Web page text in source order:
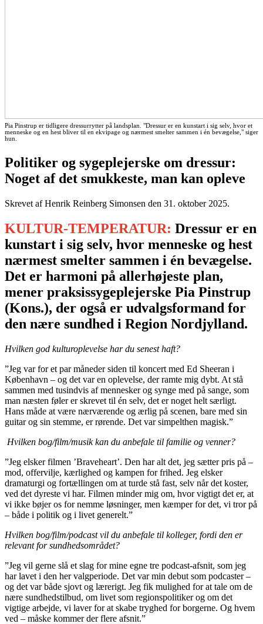
Pia Pinstrup er tidligere dressurrytter på landsplan. "Dressur er en kunstart i sig selv, hvor et
menneske og en hest bliver til en ekvipage og nærmest smelter sammen i én bevægelse," siger
hun.
Politiker og sygeplejerske om dressur:
Noget af det smukkeste, man kan opleve
Skrevet af Henrik Reinberg Simonsen den 31. oktober 2025.
KULTUR-TEMPERATUR: Dressur er en
kunstart i sig selv, hvor menneske og hest
nærmest smelter sammen i én bevægelse.
Det er harmoni på allerhøjeste plan,
mener praksissygeplejerske Pia Pinstrup
(Kons.), der også er udvalgsformand for
den nære sundhed i Region Nordjylland.
Hvilken god kulturoplevelse har du senest haft?
”Jeg var for et par måneder siden til koncert med Ed Sheeran i
København – og det var en oplevelse, der ramte mig dybt. At stå
sammen med tusindvis af mennesker og synge med på sange, som
man næsten føler er skrevet til én selv, det er noget helt særligt.
Hans måde at være nærværende og ærlig på scenen, bare med sin
guitar og sin stemme, er rørende. Det var simpelthen magisk.”
Hvilken bog/film/musik kan du anbefale til familie og venner?
”Jeg elsker filmen ’Braveheart’. Den har alt det, jeg sætter pris på –
mod, offervilje, kærlighed og kampen for frihed. Jeg elsker
dramaturgi og fortællingen om at turde stå fast, selv når det koster,
ved det dyreste vi har. Filmen minder mig om, hvor vigtigt det er, at
vi ikke bøjer os for nemme løsninger, men kæmper for det, vi tror på
– både i politik og i livet generelt.”
Hvilken bog/film/podcast vil du anbefale til kolleger, fordi den er
relevant for sundhedsområdet?
”Jeg vil gerne slå et slag for mine egne tre podcast-afsnit, som jeg
har lavet i den her valgperiode. Det var min debut som podcaster –
og det var både sjovt og lærerigt. Jeg fik mulighed for at tale om de
nære sundhedstilbud, om livet som regionspolitiker og om det
vigtige arbejde, vi laver for at skabe tryghed for borgerne. Og hvem
ved – måske kommer der flere afsnit.”